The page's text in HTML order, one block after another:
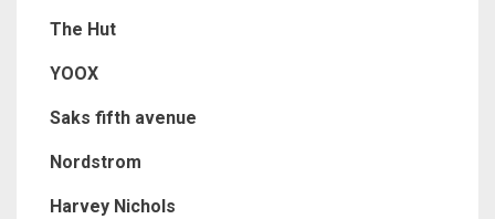
The Hut
YOOX
Saks fifth avenue
Nordstrom
Harvey Nichols